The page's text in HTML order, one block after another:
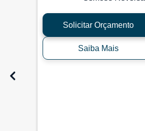
Solicitar Orçamento
Saiba Mais